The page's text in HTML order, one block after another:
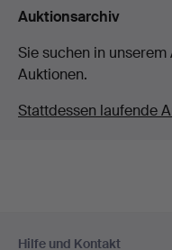
Auktionsarchiv
Sie suchen in
Auktionen.
Stattdessen laufende
Hilfe und Kontakt